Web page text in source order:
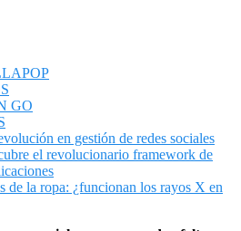
GO
en gestión de redes sociales
el revolucionario framework de
de la ropa: ¿funcionan los rayos X en